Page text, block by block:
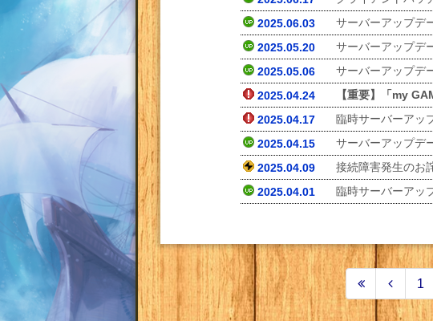
2025.06.03
サーバーアップデ
2025.05.20
サーバーアップデ
2025.05.06
サーバーアップデ
2025.04.24
【重要】「my
2025.04.17
臨時サーバーアッ
2025.04.15
サーバーアップデ
2025.04.09
接続障害発生のお
2025.04.01
臨時サーバーアッ
1